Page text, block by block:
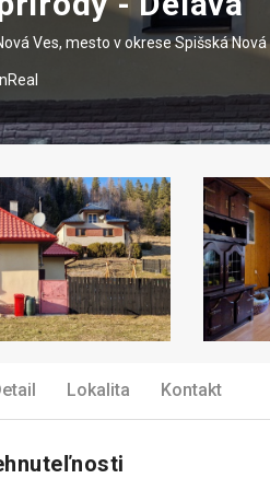
Ves, mesto v okrese Spišská Nová
Lokalita Kontakt